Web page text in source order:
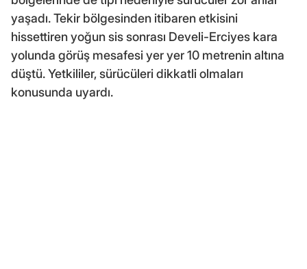
yaşadı. Tekir bölgesinden itibaren etkisini
hissettiren yoğun sis sonrası Develi-Erciyes kara
yolunda görüş mesafesi yer yer 10 metrenin altına
düştü. Yetkililer, sürücüleri dikkatli olmaları
konusunda uyardı.